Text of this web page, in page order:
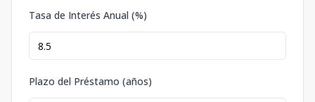
Tasa de Interés Anual (%)
Plazo del Préstamo (años)